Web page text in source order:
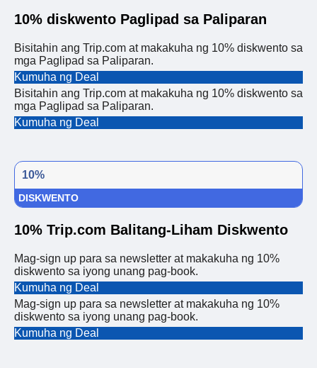
10% diskwento Paglipad sa Paliparan
Bisitahin ang Trip.com at makakuha ng 10% diskwento sa
mga Paglipad sa Paliparan.
Kumuha ng Deal
Bisitahin ang Trip.com at makakuha ng 10% diskwento sa
mga Paglipad sa Paliparan.
Kumuha ng Deal
10%
DISKWENTO
10% Trip.com Balitang-Liham Diskwento
Mag-sign up para sa newsletter at makakuha ng 10%
diskwento sa iyong unang pag-book.
Kumuha ng Deal
Mag-sign up para sa newsletter at makakuha ng 10%
diskwento sa iyong unang pag-book.
Kumuha ng Deal